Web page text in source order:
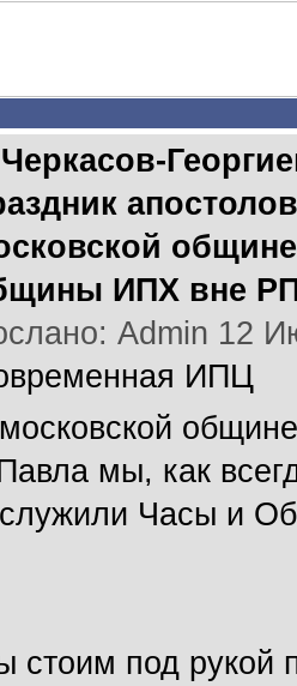
ИПХ вне
Admin 12
ИПЦ
мы, как
Часы и
стоим под рукой